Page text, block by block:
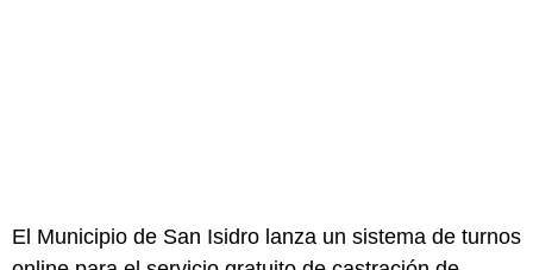
El Municipio de San Isidro lanza un sistema de turnos